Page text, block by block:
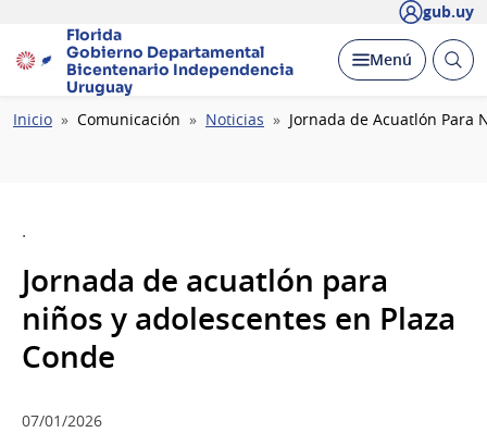
gub.uy
Florida
Gobierno Departamental
Bicentenario Independencia
Uruguay
Desplegar
Menú Abrir
Ruta
Inicio Comunicación Noticias Jornada de Acuatlón Para
.
Jornada de acuatlón para
niños y adolescentes en Plaza
Conde
07/01/2026